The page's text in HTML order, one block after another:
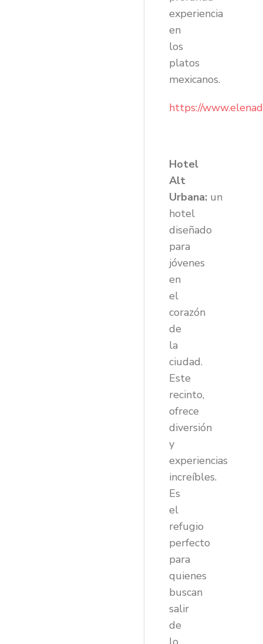
experiencia
en
los
platos
mexicanos.
https://
Hotel
Alt
Urbana:un
hotel
diseñado
para
jóvenes
en
el
corazón
de
la
ciudad.
Este
recinto,
ofrece
diversión
y
experiencias
increíbles.
Es
el
refugio
perfecto
para
quienes
buscan
salir
de